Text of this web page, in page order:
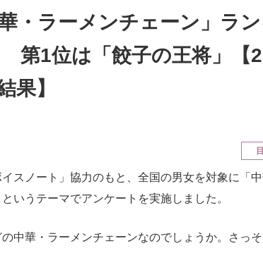
・ラーメンチェーン」ラ
第1位は「餃子の王将」【
果】
スノート」協力のもと、全国の男女を対象に「
いうテーマでアンケートを実施しました。
中華・ラーメンチェーンなのでしょうか。さっ